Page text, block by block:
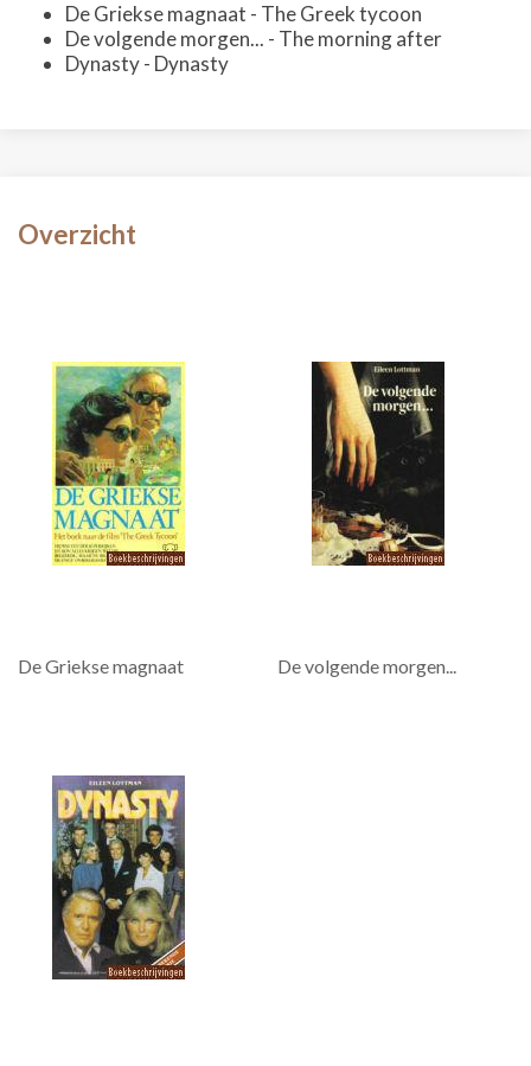
De Griekse magnaat - The Greek tycoon
De volgende morgen... - The morning after
Dynasty - Dynasty
Overzicht
De Griekse magnaat De volgende morgen...